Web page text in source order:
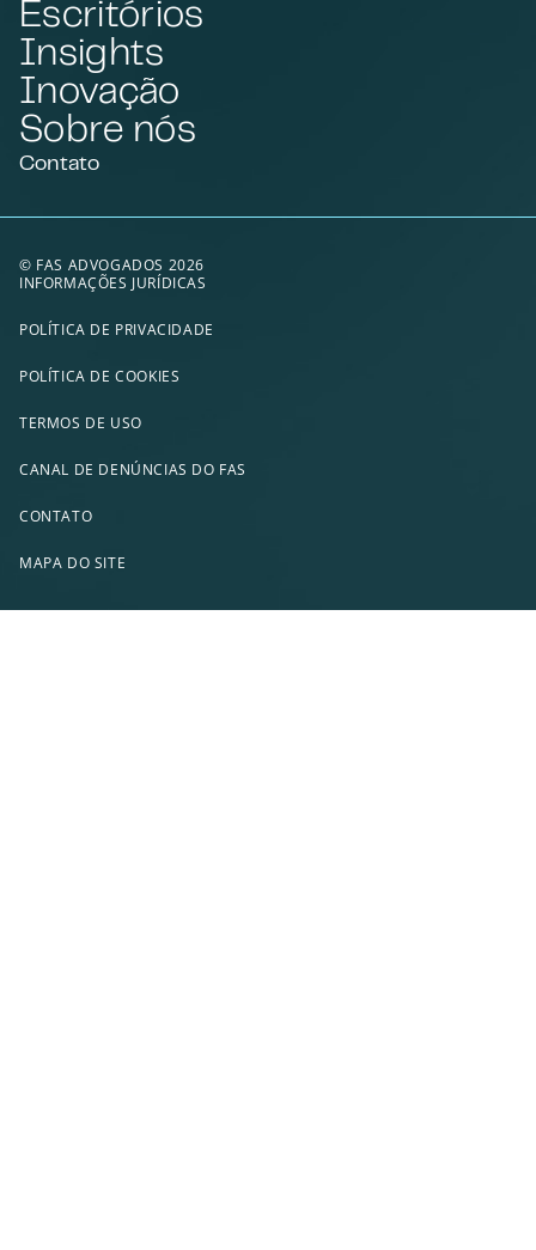
Escritórios
Insights
Inovação
Sobre nós
Contato
© FAS ADVOGADOS 2026
INFORMAÇÕES JURÍDICAS
POLÍTICA DE PRIVACIDADE
POLÍTICA DE COOKIES
TERMOS DE USO
CANAL DE DENÚNCIAS DO FAS
CONTATO
MAPA DO SITE